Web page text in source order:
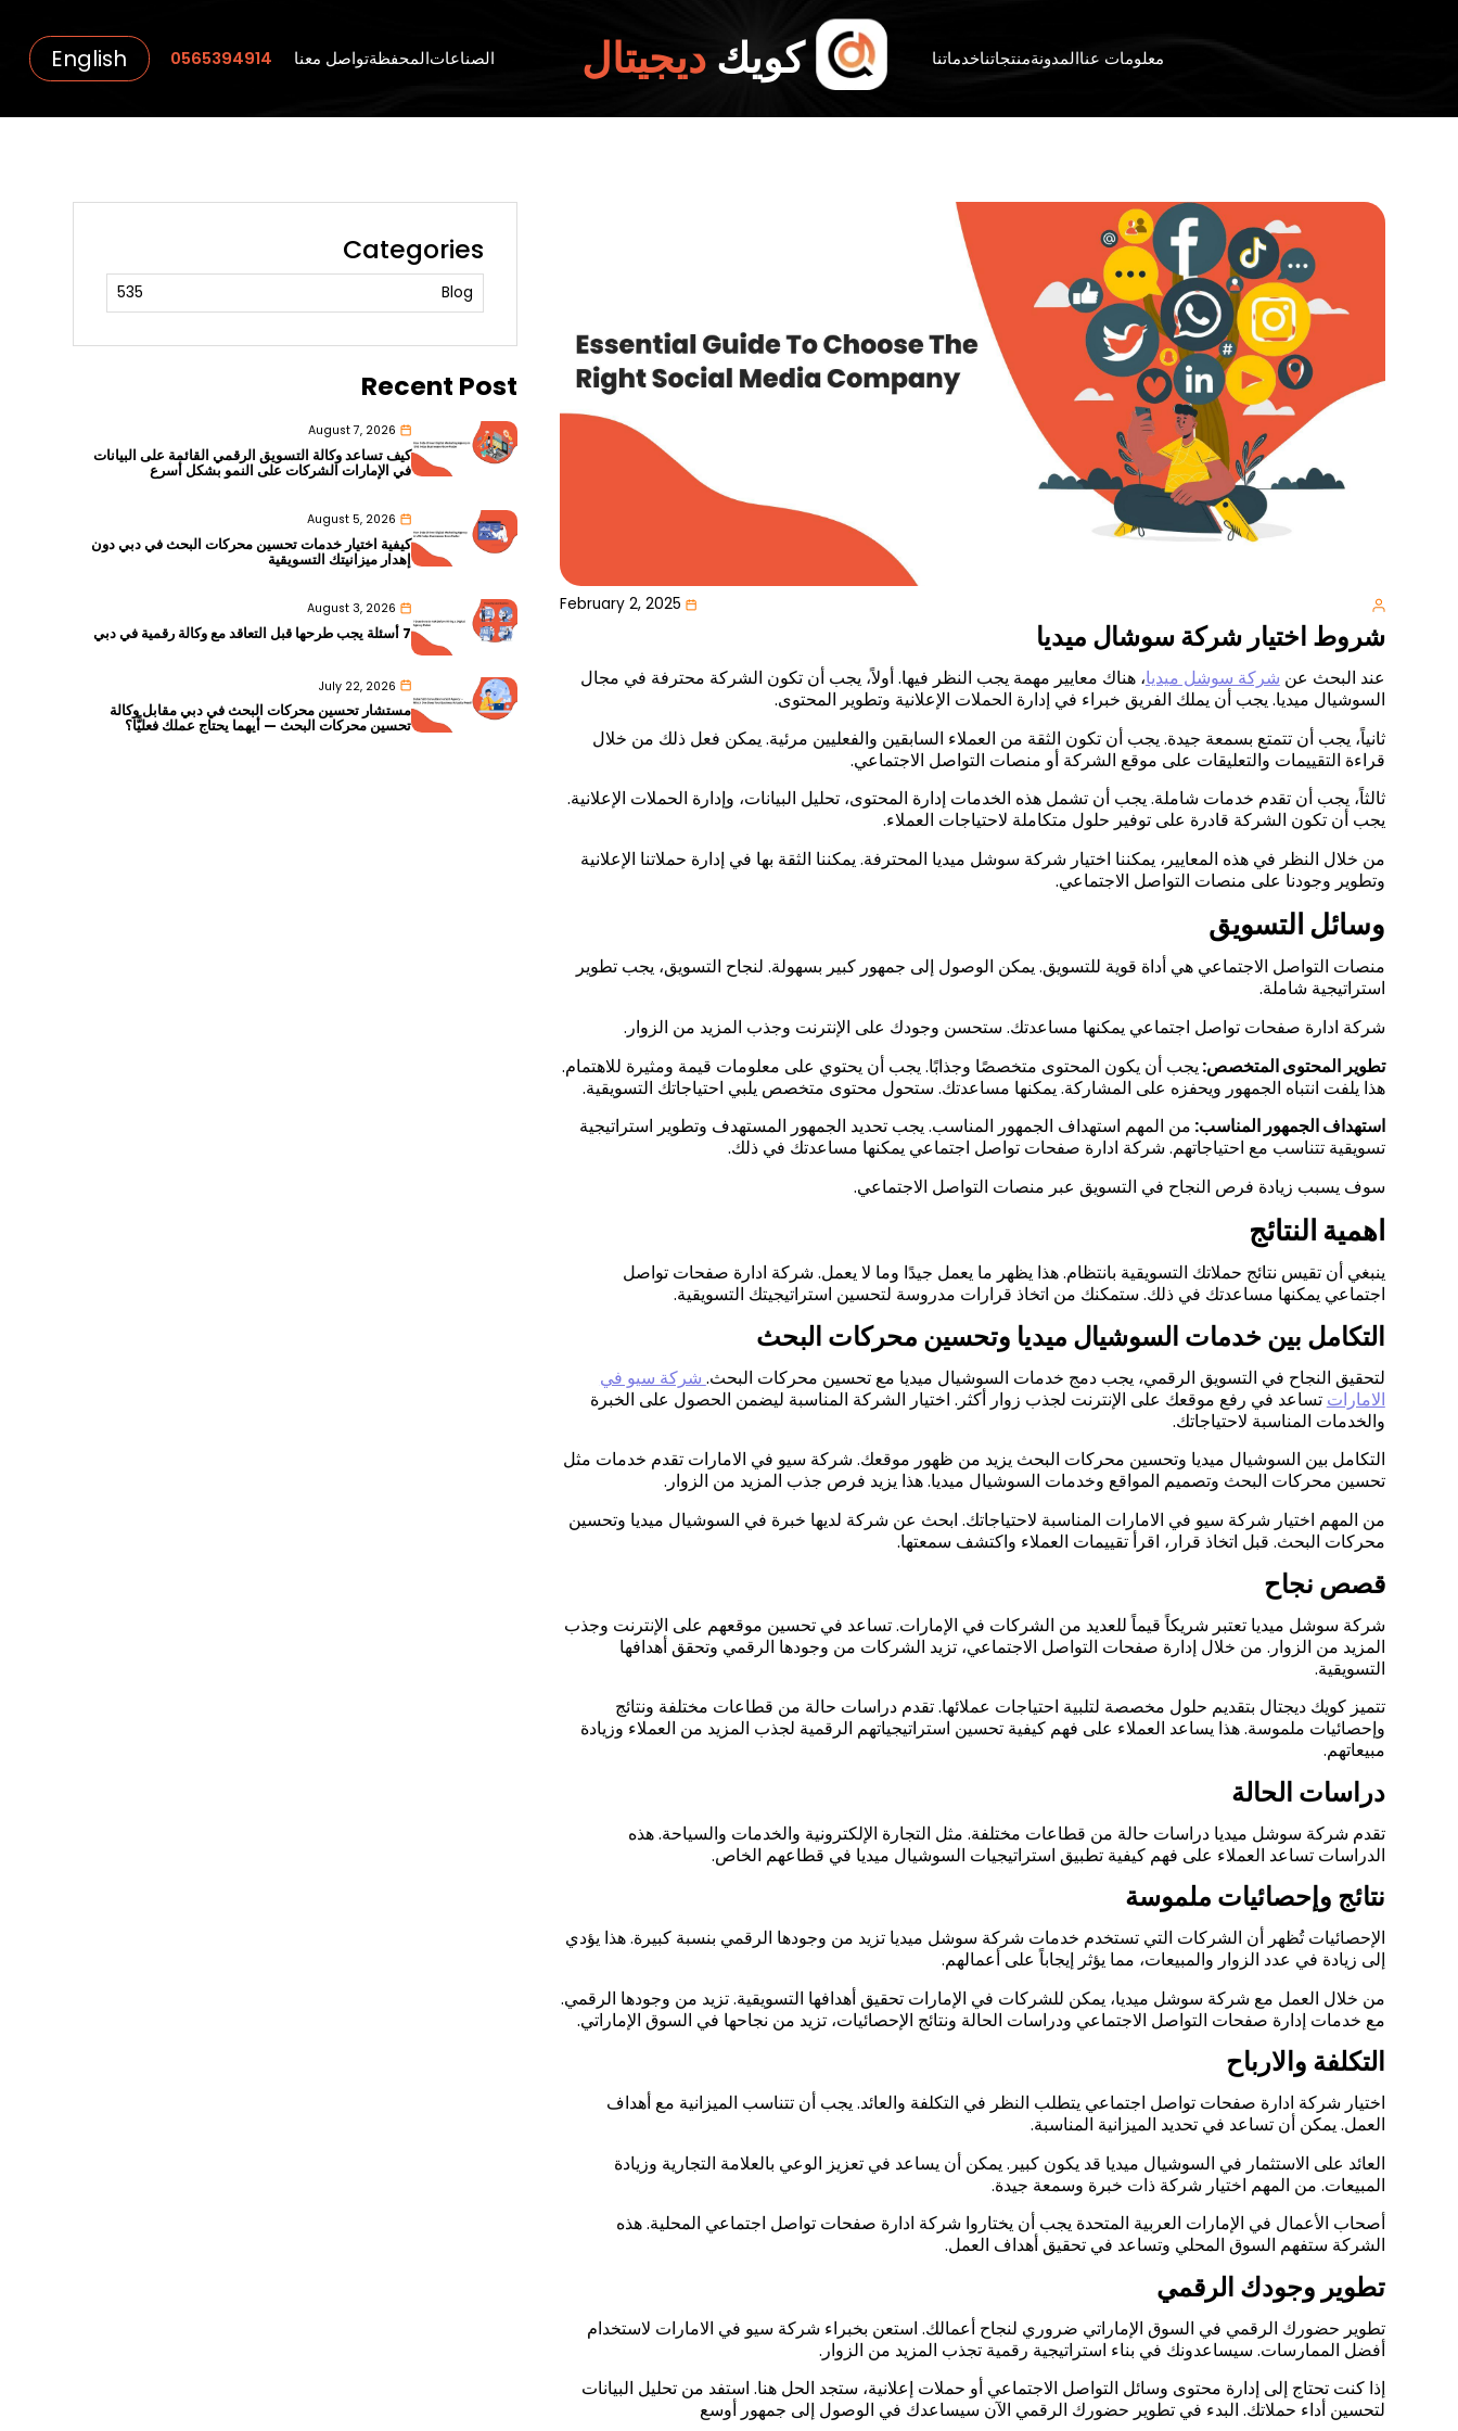
معلومات عناالمدونةمنتجاتناخدماتنا كويكديجيتال الصناعاتالمحفظةتواصل معنا 0565394914
English
February 2, 2025
شروط اختيار شركة سوشال ميديا
عند البحث عن شركة سوشل ميديا، هناك معايير مهمة يجب النظر فيها. أولاً، يجب أن تكون الشركة محترفة في مجال
السوشيال ميديا. يجب أن يملك الفريق خبراء في إدارة الحملات الإعلانية وتطوير المحتوى.
ثانياً، يجب أن تتمتع بسمعة جيدة. يجب أن تكون الثقة من العملاء السابقين والفعليين مرئية. يمكن فعل ذلك من خلال
قراءة التقييمات والتعليقات على موقع الشركة أو منصات التواصل الاجتماعي.
ثالثاً، يجب أن تقدم خدمات شاملة. يجب أن تشمل هذه الخدمات إدارة المحتوى، تحليل البيانات، وإدارة الحملات الإعلانية.
يجب أن تكون الشركة قادرة على توفير حلول متكاملة لاحتياجات العملاء.
من خلال النظر في هذه المعايير، يمكننا اختيار شركة سوشل ميديا المحترفة. يمكننا الثقة بها في إدارة حملاتنا الإعلانية
وتطوير وجودنا على منصات التواصل الاجتماعي.
وسائل التسويق
منصات التواصل الاجتماعي هي أداة قوية للتسويق. يمكن الوصول إلى جمهور كبير بسهولة. لنجاح التسويق، يجب تطوير
استراتيجية شاملة.
شركة ادارة صفحات تواصل اجتماعي يمكنها مساعدتك. ستحسن وجودك على الإنترنت وجذب المزيد من الزوار.
تطوير المحتوى المتخصص: يجب أن يكون المحتوى متخصصًا وجذابًا. يجب أن يحتوي على معلومات قيمة ومثيرة للاهتمام.
هذا يلفت انتباه الجمهور ويحفزه على المشاركة. يمكنها مساعدتك. ستحول محتوى متخصص يلبي احتياجاتك التسويقية.
استهداف الجمهور المناسب: من المهم استهداف الجمهور المناسب. يجب تحديد الجمهور المستهدف وتطوير استراتيجية
تسويقية تتناسب مع احتياجاتهم. شركة ادارة صفحات تواصل اجتماعي يمكنها مساعدتك في ذلك.
سوف يسبب زيادة فرص النجاح في التسويق عبر منصات التواصل الاجتماعي.
اهمية النتائج
ينبغي أن تقيس نتائج حملاتك التسويقية بانتظام. هذا يظهر ما يعمل جيدًا وما لا يعمل. شركة ادارة صفحات تواصل
اجتماعي يمكنها مساعدتك في ذلك. ستمكنك من اتخاذ قرارات مدروسة لتحسين استراتيجيتك التسويقية.
التكامل بين خدمات السوشيال ميديا وتحسين محركات البحث
لتحقيق النجاح في التسويق الرقمي، يجب دمج خدمات السوشيال ميديا مع تحسين محركات البحث. شركة سيو في
الامارات تساعد في رفع موقعك على الإنترنت لجذب زوار أكثر. اختيار الشركة المناسبة ليضمن الحصول على الخبرة
والخدمات المناسبة لاحتياجاتك.
التكامل بين السوشيال ميديا وتحسين محركات البحث يزيد من ظهور موقعك. شركة سيو في الامارات تقدم خدمات مثل
تحسين محركات البحث وتصميم المواقع وخدمات السوشيال ميديا. هذا يزيد فرص جذب المزيد من الزوار.
من المهم اختيار شركة سيو في الامارات المناسبة لاحتياجاتك. ابحث عن شركة لديها خبرة في السوشيال ميديا وتحسين
محركات البحث. قبل اتخاذ قرار، اقرأ تقييمات العملاء واكتشف سمعتها.
قصص نجاح
شركة سوشل ميديا تعتبر شريكاً قيماً للعديد من الشركات في الإمارات. تساعد في تحسين موقعهم على الإنترنت وجذب
المزيد من الزوار. من خلال إدارة صفحات التواصل الاجتماعي، تزيد الشركات من وجودها الرقمي وتحقق أهدافها
التسويقية.
تتميز كويك ديجتال بتقديم حلول مخصصة لتلبية احتياجات عملائها. تقدم دراسات حالة من قطاعات مختلفة ونتائج
وإحصائيات ملموسة. هذا يساعد العملاء على فهم كيفية تحسين استراتيجياتهم الرقمية لجذب المزيد من العملاء وزيادة
مبيعاتهم.
دراسات الحالة
تقدم شركة سوشل ميديا دراسات حالة من قطاعات مختلفة. مثل التجارة الإلكترونية والخدمات والسياحة. هذه
الدراسات تساعد العملاء على فهم كيفية تطبيق استراتيجيات السوشيال ميديا في قطاعهم الخاص.
نتائج وإحصائيات ملموسة
الإحصائيات تُظهر أن الشركات التي تستخدم خدمات شركة سوشل ميديا تزيد من وجودها الرقمي بنسبة كبيرة. هذا يؤدي
إلى زيادة في عدد الزوار والمبيعات، مما يؤثر إيجاباً على أعمالهم.
من خلال العمل مع شركة سوشل ميديا، يمكن للشركات في الإمارات تحقيق أهدافها التسويقية. تزيد من وجودها الرقمي.
مع خدمات إدارة صفحات التواصل الاجتماعي ودراسات الحالة ونتائج الإحصائيات، تزيد من نجاحها في السوق الإماراتي.
التكلفة والارباح
اختيار شركة ادارة صفحات تواصل اجتماعي يتطلب النظر في التكلفة والعائد. يجب أن تتناسب الميزانية مع أهداف
العمل. يمكن أن تساعد في تحديد الميزانية المناسبة.
العائد على الاستثمار في السوشيال ميديا قد يكون كبير. يمكن أن يساعد في تعزيز الوعي بالعلامة التجارية وزيادة
المبيعات. من المهم اختيار شركة ذات خبرة وسمعة جيدة.
أصحاب الأعمال في الإمارات العربية المتحدة يجب أن يختاروا شركة ادارة صفحات تواصل اجتماعي المحلية. هذه
الشركة ستفهم السوق المحلي وتساعد في تحقيق أهداف العمل.
تطوير وجودك الرقمي
تطوير حضورك الرقمي في السوق الإماراتي ضروري لنجاح أعمالك. استعن بخبراء شركة سيو في الامارات لاستخدام
أفضل الممارسات. سيساعدونك في بناء استراتيجية رقمية تجذب المزيد من الزوار.
إذا كنت تحتاج إلى إدارة محتوى وسائل التواصل الاجتماعي أو حملات إعلانية، ستجد الحل هنا. استفد من تحليل البيانات
لتحسين أداء حملاتك. البدء في تطوير حضورك الرقمي الآن سيساعدك في الوصول إلى جمهور أوسع
Categories
Blog
535
Recent Post
August 7, 2026
كيف تساعد وكالة التسويق الرقمي القائمة على البيانات
في الإمارات الشركات على النمو بشكل أسرع
August 5, 2026
كيفية اختيار خدمات تحسين محركات البحث في دبي دون
إهدار ميزانيتك التسويقية
August 3, 2026
7 أسئلة يجب طرحها قبل التعاقد مع وكالة رقمية في دبي
July 22, 2026
مستشار تحسين محركات البحث في دبي مقابل وكالة
تحسين محركات البحث — أيهما يحتاج عملك فعليًّا؟